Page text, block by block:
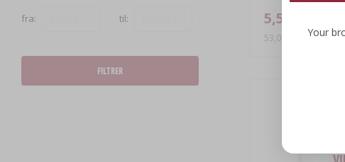
fra: til:
FILTRER
5,57 €
53,05 EUR/kgYour